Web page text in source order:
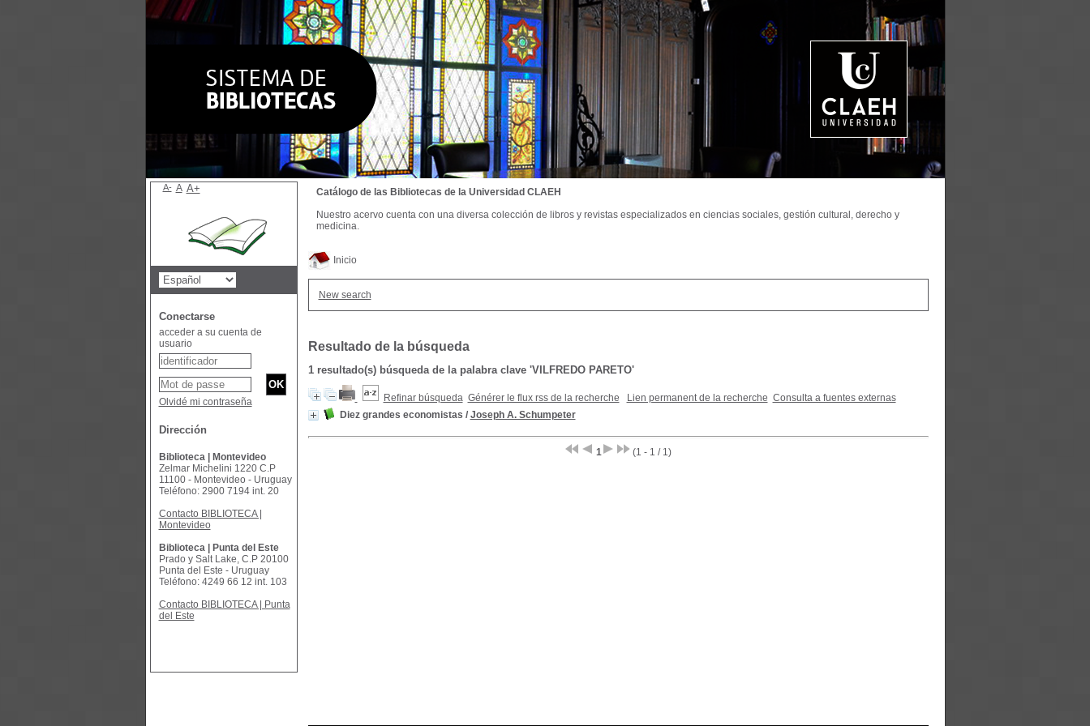
Inicio
New search
Resultado de la búsqueda
1 resultado(s) búsqueda de la palabra clave 'VILFREDO PARETO'
Refinar búsqueda Générer le flux rss de la recherche Lien permanent de la recherche Consulta a fuentes externas
Diez grandes economistas / Joseph A. Schumpeter
1 (1 - 1 / 1)
Catálogo de las Bibliotecas de la Universidad CLAEH
Nuestro acervo cuenta con una diversa colección de libros y revistas especializados en ciencias sociales, gestión cultural, derecho y
medicina.
A- A A+
Conectarse
acceder a su cuenta de
usuario
Olvidé mi contraseña
Dirección
Biblioteca | Montevideo
Zelmar Michelini 1220 C.P
11100 - Montevideo - Uruguay
Teléfono: 2900 7194 int. 20
Contacto BIBLIOTECA |
Montevideo
Biblioteca | Punta del Este
Prado y Salt Lake, C.P 20100
Punta del Este - Uruguay
Teléfono: 4249 66 12 int. 103
Contacto BIBLIOTECA | Punta
del Este